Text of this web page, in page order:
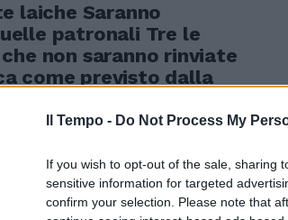
Il Tempo - Do Not Process My
If you wish to opt-out of the sale, sharing
sensitive information for targeted
confirm your selection. Please note that
laiche Saranno
patronali Tre le
non saranno rinviate
come previsto dalla
del testo.
trattativa Nomine